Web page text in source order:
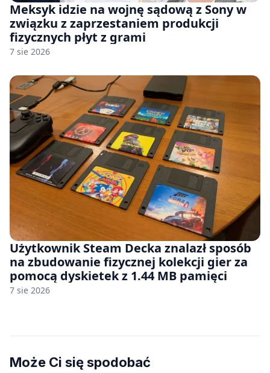
Meksyk idzie na wojnę sądową z Sony w
związku z zaprzestaniem produkcji
fizycznych płyt z grami
7 sie 2026
Użytkownik Steam Decka znalazł sposób
na zbudowanie fizycznej kolekcji gier za
pomocą dyskietek z 1.44 MB pamięci
7 sie 2026
Może Ci się spodobać